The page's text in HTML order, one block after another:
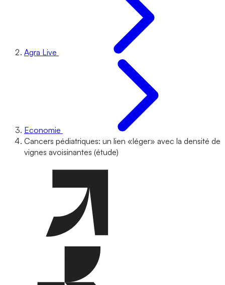
Agra Live
Economie
Cancers pédiatriques: un lien «léger» avec la densité de
vignes avoisinantes (étude)